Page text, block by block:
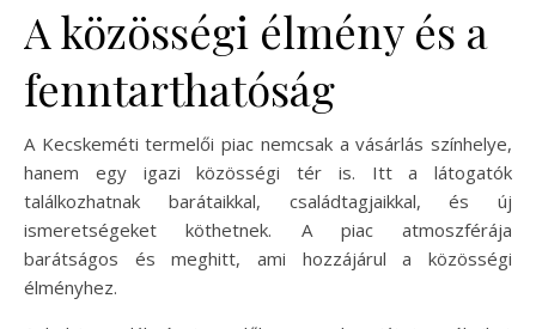
A közösségi élmény és a
fenntarthatóság
A Kecskeméti termelői piac nemcsak a vásárlás színhelye,
hanem egy igazi közösségi tér is. Itt a látogatók
találkozhatnak barátaikkal, családtagjaikkal, és új
ismeretségeket köthetnek. A piac atmoszférája
barátságos és meghitt, ami hozzájárul a közösségi
élményhez.